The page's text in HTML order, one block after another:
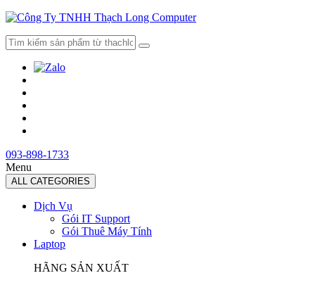
093-898-1733
Menu
ALL CATEGORIES
Dịch Vụ
Gói IT Support
Gói Thuê Máy Tính
Laptop
HÃNG SẢN XUẤT